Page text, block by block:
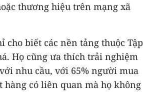
thương hiệu trên mạng xã
cho biết các nền tảng thuộc Tập
Họ cũng ưa thích trải nghiệm
nhu cầu, với 65% người mua
hàng có liên quan mà họ không